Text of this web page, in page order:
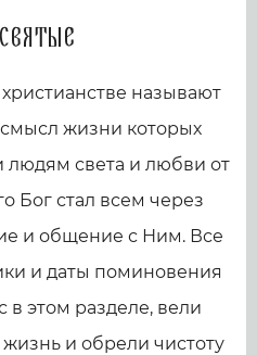
называют
жизни которых
людям света и любви от
Бог стал всем через
и общение с Ним. Все
и даты поминовения
в этом разделе, вели
и обрели чистоту